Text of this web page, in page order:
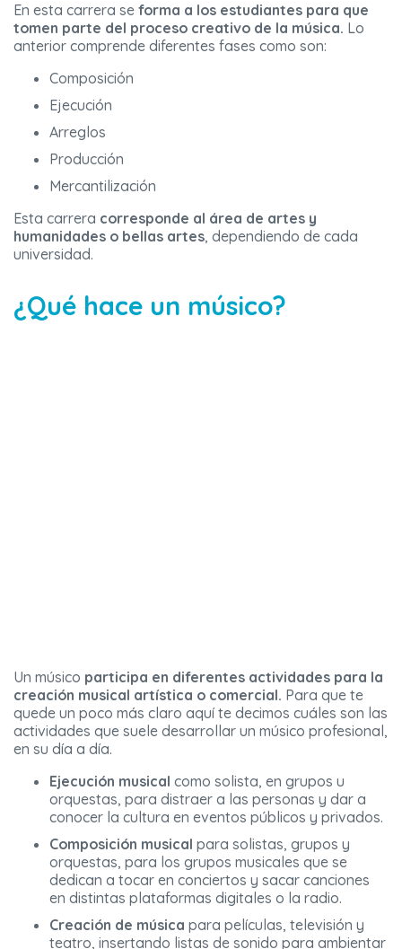
En esta carrera se forma a los estudiantes para que
tomen parte del proceso creativo de la música. Lo
anterior comprende diferentes fases como son:
Composición
Ejecución
Arreglos
Producción
Mercantilización
Esta carrera corresponde al área de artes y
humanidades o bellas artes, dependiendo de cada
universidad.
¿Qué hace un músico?
Un músico participa en diferentes actividades para la
creación musical artística o comercial. Para que te
quede un poco más claro aquí te decimos cuáles son las
actividades que suele desarrollar un músico profesional,
en su día a día.
Ejecución musical como solista, en grupos u
orquestas, para distraer a las personas y dar a
conocer la cultura en eventos públicos y privados.
Composición musical para solistas, grupos y
orquestas, para los grupos musicales que se
dedican a tocar en conciertos y sacar canciones
en distintas plataformas digitales o la radio.
Creación de música para películas, televisión y
teatro, insertando listas de sonido para ambientar